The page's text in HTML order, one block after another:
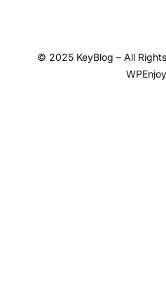
© 2025 KeyBlog – All